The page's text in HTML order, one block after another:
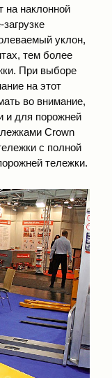
на наклонной
уклон,
тем более
При выборе
на этот
во внимание,
и для порожней
Crown
с полной
тележки.